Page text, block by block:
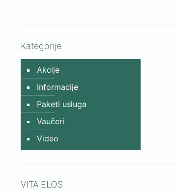
Kategorije
Akcije
Informacije
Paketi usluga
Vaučeri
Video
VITA ELOS